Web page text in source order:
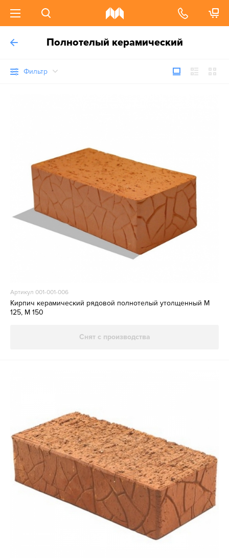
Полнотелый керамический
Фильтр
Артикул 001-001-006
Кирпич керамический рядовой полнотелый утолщенный М
125, М 150
Снят с производства